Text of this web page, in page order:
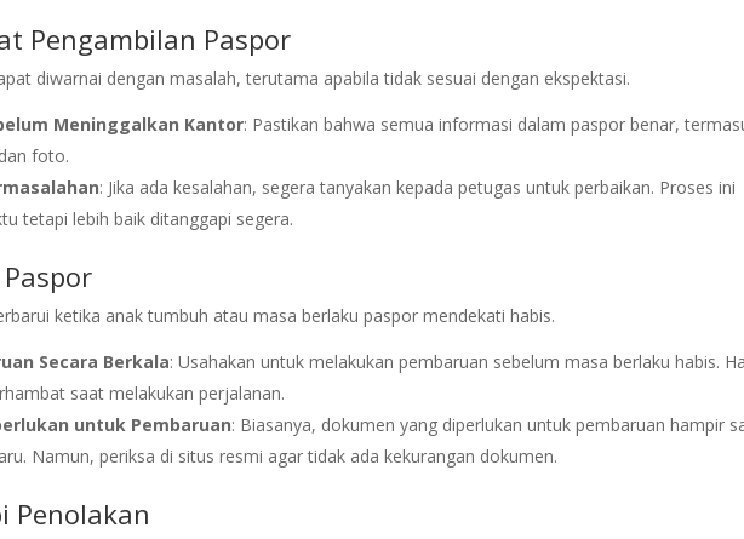
Pengambilan Paspor
diwarnai dengan masalah, terutama apabila tidak sesuai dengan ekspektasi.
Meninggalkan Kantor: Pastikan bahwa semua informasi dalam paspor benar,
foto.
: Jika ada kesalahan, segera tanyakan kepada petugas untuk perbaikan. Proses ini
tetapi lebih baik ditanggapi segera.
ketika anak tumbuh atau masa berlaku paspor mendekati habis.
Secara Berkala: Usahakan untuk melakukan pembaruan sebelum masa berlaku habis.
saat melakukan perjalanan.
untuk Pembaruan: Biasanya, dokumen yang diperlukan untuk pembaruan hampir
Namun, periksa di situs resmi agar tidak ada kekurangan dokumen.
Penolakan